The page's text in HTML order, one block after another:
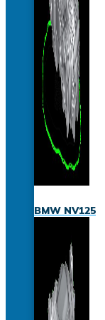
BMW NV125